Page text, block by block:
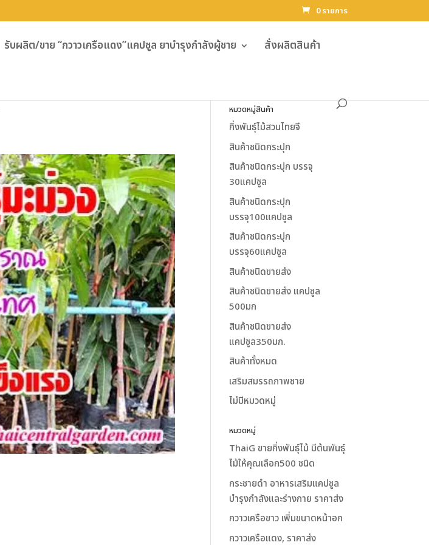
0 รายการ
รับผลิต/ขาย “กวาวเครือแดง”แคปซูล ยาบำรุงกำลังผู้ชาย
สั่งผลิตสินค้า
หมวดหมู่สินค้า
กิ่งพันธุ์ไม้สวนไทยจี
สินค้าชนิดกระปุก
สินค้าชนิดกระปุก บรรจุ
30แคปซูล
สินค้าชนิดกระปุก
บรรจุ100แคปซูล
สินค้าชนิดกระปุก
บรรจุ60แคปซูล
สินค้าชนิดขายส่ง
สินค้าชนิดขายส่ง แคปซูล
500มก
สินค้าชนิดขายส่ง
แคปซูล350มก.
สินค้าทั้งหมด
เสริมสมรรถภาพชาย
ไม่มีหมวดหมู่
หมวดหมู่
ThaiG ขายกิ่งพันธุ์ไม้ มีต้นพันธุ์
ไม้ให้คุณเลือก500 ชนิด
กระชายดำ อาหารเสริมแคปซูล
บำรุงกำลังและร่างกาย ราคาส่ง
กวาวเครือขาว เพิ่มขนาดหน้าอก
กวาวเครือแดง, ราคาส่ง